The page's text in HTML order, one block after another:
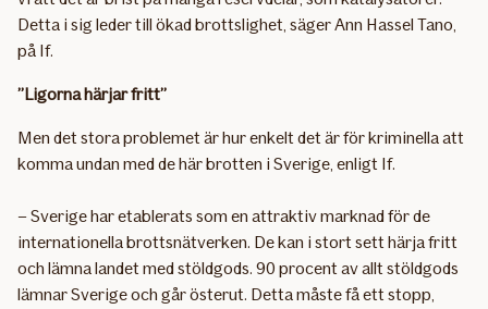
Detta i sig leder till ökad brottslighet, säger Ann Hassel Tano,
på If.
”Ligorna härjar fritt”
Men det stora problemet är hur enkelt det är för kriminella att
komma undan med de här brotten i Sverige, enligt If.
– Sverige har etablerats som en attraktiv marknad för de
internationella brottsnätverken. De kan i stort sett härja fritt
och lämna landet med stöldgods. 90 procent av allt stöldgods
lämnar Sverige och går österut. Detta måste få ett stopp,